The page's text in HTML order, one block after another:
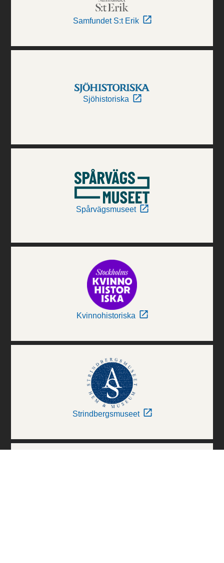
Samfundet S:t Erik
Sjöhistoriska
Spårvägsmuseet
Kvinnohistoriska
Strindbergsmuseet